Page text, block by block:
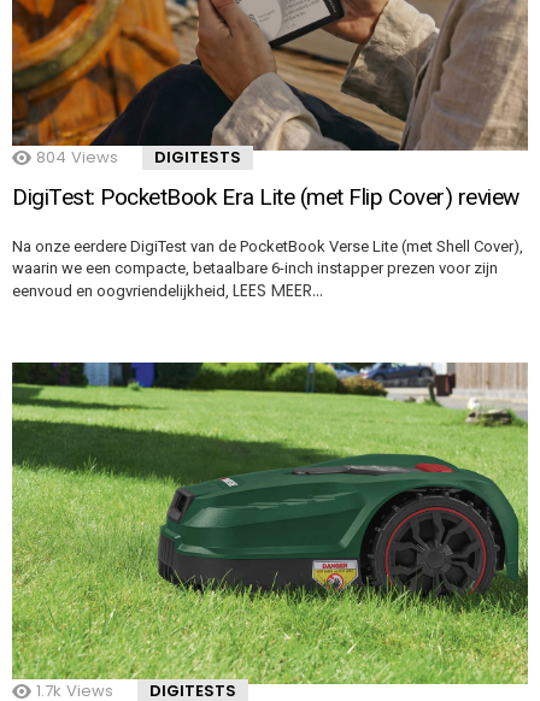
804 Views DIGITESTS
DigiTest: PocketBook Era Lite (met Flip Cover) review
Na onze eerdere DigiTest van de PocketBook Verse Lite (met Shell Cover),
waarin we een compacte, betaalbare 6-inch instapper prezen voor zijn
eenvoud en oogvriendelijkheid, LEES MEER…
1.7k Views DIGITESTS